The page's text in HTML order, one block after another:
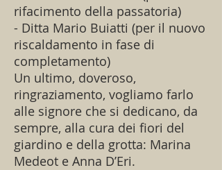
rifacimento della passatoria)
- Ditta Mario Buiatti (per il nuovo
riscaldamento in fase di
completamento)
Un ultimo, doveroso,
ringraziamento, vogliamo farlo
alle signore che si dedicano, da
sempre, alla cura dei fiori del
giardino e della grotta: Marina
Medeot e Anna D’Eri.